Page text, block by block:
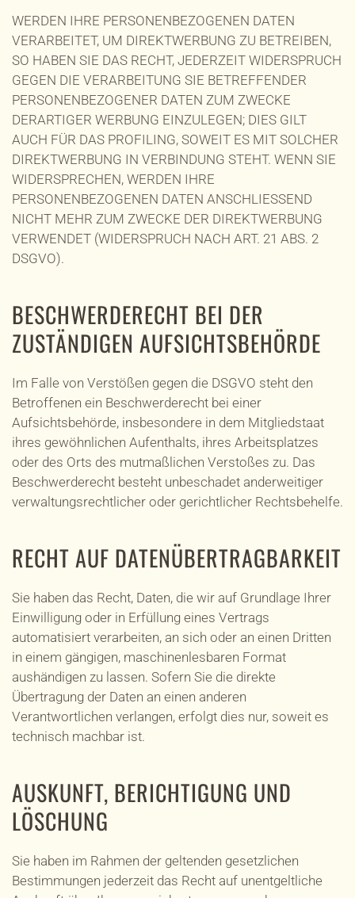
WERDEN IHRE PERSONENBEZOGENEN DATEN
VERARBEITET, UM DIREKTWERBUNG ZU BETREIBEN,
SO HABEN SIE DAS RECHT, JEDERZEIT WIDERSPRUCH
GEGEN DIE VERARBEITUNG SIE BETREFFENDER
PERSONENBEZOGENER DATEN ZUM ZWECKE
DERARTIGER WERBUNG EINZULEGEN; DIES GILT
AUCH FÜR DAS PROFILING, SOWEIT ES MIT SOLCHER
DIREKTWERBUNG IN VERBINDUNG STEHT. WENN SIE
WIDERSPRECHEN, WERDEN IHRE
PERSONENBEZOGENEN DATEN ANSCHLIESSEND
NICHT MEHR ZUM ZWECKE DER DIREKTWERBUNG
VERWENDET (WIDERSPRUCH NACH ART. 21 ABS. 2
DSGVO).
BESCHWERDE­RECHT BEI DER
ZUSTÄNDIGEN AUFSICHTS­BEHÖRDE
Im Falle von Verstößen gegen die DSGVO steht den
Betroffenen ein Beschwerderecht bei einer
Aufsichtsbehörde, insbesondere in dem Mitgliedstaat
ihres gewöhnlichen Aufenthalts, ihres Arbeitsplatzes
oder des Orts des mutmaßlichen Verstoßes zu. Das
Beschwerderecht besteht unbeschadet anderweitiger
verwaltungsrechtlicher oder gerichtlicher Rechtsbehelfe.
RECHT AUF DATEN­ÜBERTRAG­BARKEIT
Sie haben das Recht, Daten, die wir auf Grundlage Ihrer
Einwilligung oder in Erfüllung eines Vertrags
automatisiert verarbeiten, an sich oder an einen Dritten
in einem gängigen, maschinenlesbaren Format
aushändigen zu lassen. Sofern Sie die direkte
Übertragung der Daten an einen anderen
Verantwortlichen verlangen, erfolgt dies nur, soweit es
technisch machbar ist.
AUSKUNFT, BERICHTIGUNG UND
LÖSCHUNG
Sie haben im Rahmen der geltenden gesetzlichen
Bestimmungen jederzeit das Recht auf unentgeltliche